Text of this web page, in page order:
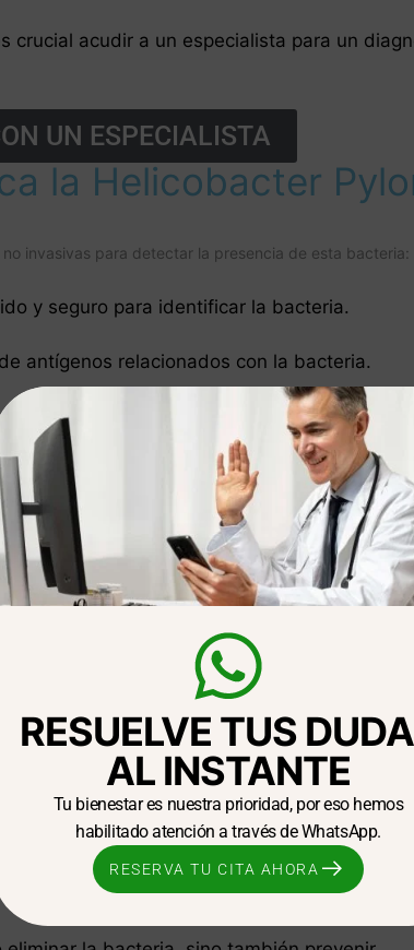
crucial acudir a un especialista para un
UN ESPECIALISTA
la Helicobacter
no invasivas para detectar la presencia de esta bacteria:
y seguro para identificar la bacteria.
antígenos relacionados con la bacteria.
estómago y tomar biopsias si es necesario.
de expertos en gastroenterología,
para la
que incluyen:
: Para erradicar la bacteria.
: Reducen la acidez y favorecen la
alimenticias para evitar la irritación del
RESUELVE TUS
AL INSTANTE
Tu bienestar es nuestra prioridad, por eso hemos
habilitado atención a través de WhatsApp.
RESERVA TU CITA AHORA